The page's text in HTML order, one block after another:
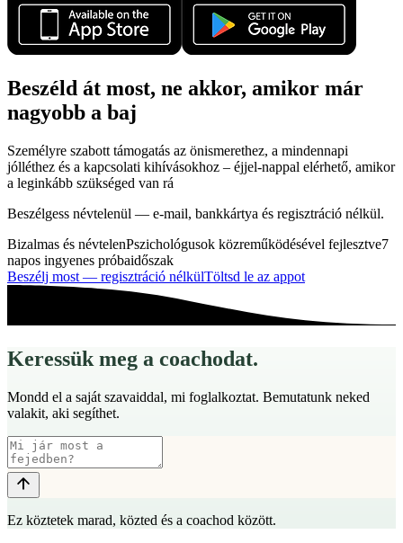
Beszéld át most, ne akkor, amikor már
nagyobb a baj
Személyre szabott támogatás az önismerethez, a mindennapi
jólléthez és a kapcsolati kihívásokhoz – éjjel-nappal elérhető, amikor
a leginkább szükséged van rá
Beszélgess névtelenül — e-mail, bankkártya és regisztráció nélkül.
Bizalmas és névtelenPszichológusok közreműködésével fejlesztve7
napos ingyenes próbaidőszak
Beszélj most — regisztráció nélkülTöltsd le az appot
Keressük meg a coachodat.
Mondd el a saját szavaiddal, mi foglalkoztat. Bemutatunk neked
valakit, aki segíthet.
Ez köztetek marad, közted és a coachod között.